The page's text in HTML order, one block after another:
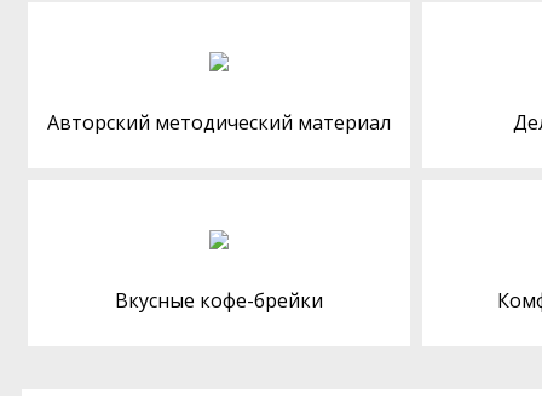
Авторский методический материал
Вкусные кофе-брейки